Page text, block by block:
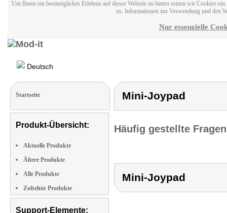
Um Ihnen ein bestmögliches Erlebnis auf dieser Website zu bieten setzen wir Cookies
zu. Informationen zur Verwendung und den
Nur essenzielle
Deutsch
Startseite
Produkt-Übersicht:
Aktuelle Produkte
Ältere Produkte
Alle Produkte
Zubehör Produkte
Support-Elemente:
Mini-Joypad
Häufig gestellte
Mini-Joypad